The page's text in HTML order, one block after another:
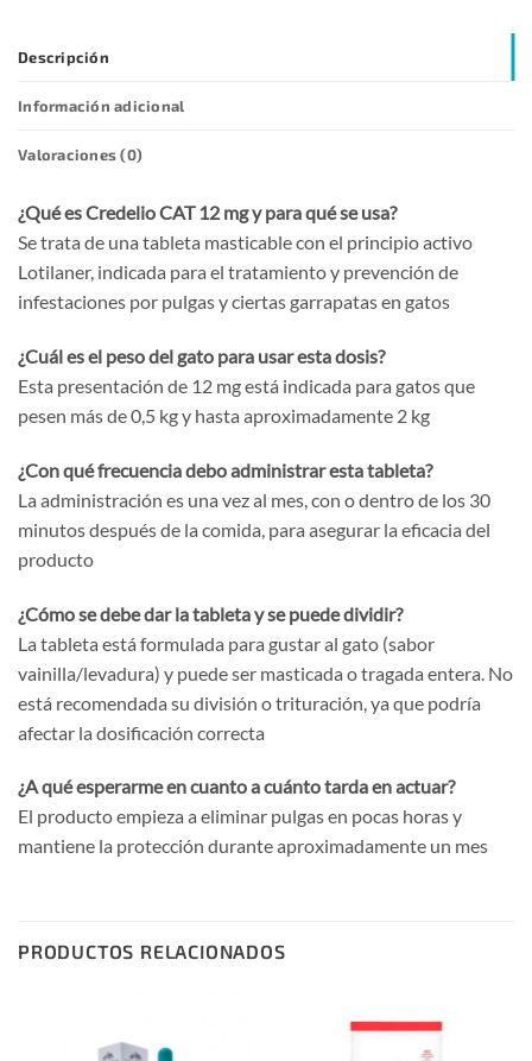
Descripción
Información adicional
Valoraciones (0)
¿Qué es Credelio CAT 12 mg y para qué se usa?
Se trata de una tableta masticable con el principio activo
Lotilaner, indicada para el tratamiento y prevención de
infestaciones por pulgas y ciertas garrapatas en gatos
¿Cuál es el peso del gato para usar esta dosis?
Esta presentación de 12 mg está indicada para gatos que
pesen más de 0,5 kg y hasta aproximadamente 2 kg
¿Con qué frecuencia debo administrar esta tableta?
La administración es una vez al mes, con o dentro de los 30
minutos después de la comida, para asegurar la eficacia del
producto
¿Cómo se debe dar la tableta y se puede dividir?
La tableta está formulada para gustar al gato (sabor
vainilla/levadura) y puede ser masticada o tragada entera. No
está recomendada su división o trituración, ya que podría
afectar la dosificación correcta
¿A qué esperarme en cuanto a cuánto tarda en actuar?
El producto empieza a eliminar pulgas en pocas horas y
mantiene la protección durante aproximadamente un mes
PRODUCTOS RELACIONADOS